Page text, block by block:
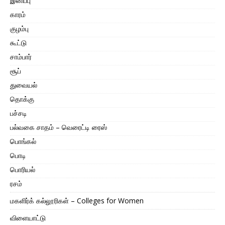
காரம்
குழம்பு
கூட்டு
சாம்பார்
சூப்
துவையல்
தொக்கு
பச்சடி
பல்வகை சாதம் – வெரைட்டி ரைஸ்
பொங்கல்
பொடி
பொரியல்
ரசம்
மகளிர்க் கல்லூரிகள் – Colleges for Women
விளையாட்டு